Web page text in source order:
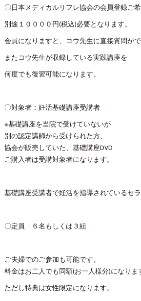
〇日本メディカルリフレ協会の会員登録ご
別途１００００円(税込)必要となります。
会員になりますと、コウ先生に直接質問が
またコウ先生が収録している実践講座を
何度でも復習可能になります。
〇対象者：妊活基礎講座受講者
※基礎講座を当院で受けていないが
別の認定講師から受けられた方、
協会が販売していた、基礎講座DVD
ご購入者は受講対象者になります。
基礎講座受講者で妊活を指導されているセ
〇定員 ６名もしくは３組
ご夫婦でのご参加も可能です。
料金はお二人でも同額(お一人様分)になりま
ただし特典は女性限定になります。